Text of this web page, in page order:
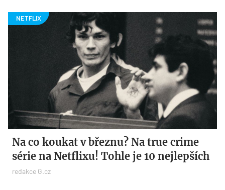
Na co koukat v březnu? Na true crime
série na Netflixu! Tohle je 10 nejlepších
redakce G.cz